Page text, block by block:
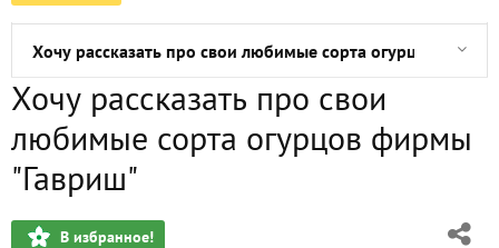
Хочу рассказать про свои любимые сорта огурцов
Хочу рассказать про свои
любимые сорта огурцов фирмы
"Гавриш"
В избранное!